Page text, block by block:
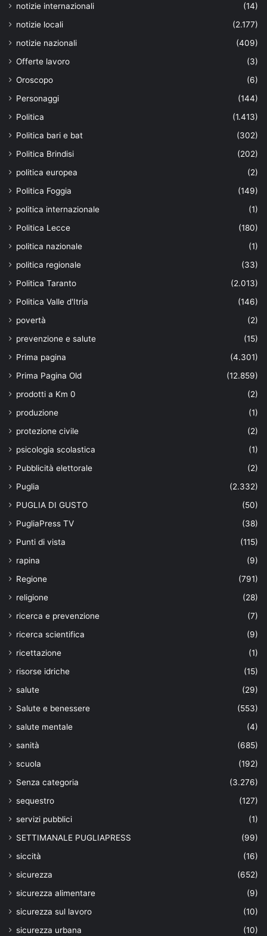
notizie internazionali
(14)
notizie locali
(2.177)
notizie nazionali
(409)
Offerte lavoro
(3)
Oroscopo
(6)
Personaggi
(144)
Politica
(1.413)
Politica bari e bat
(302)
Politica Brindisi
(202)
politica europea
(2)
Politica Foggia
(149)
politica internazionale
(1)
Politica Lecce
(180)
politica nazionale
(1)
politica regionale
(33)
Politica Taranto
(2.013)
Politica Valle d'Itria
(146)
povertà
(2)
prevenzione e salute
(15)
Prima pagina
(4.301)
Prima Pagina Old
(12.859)
prodotti a Km 0
(2)
produzione
(1)
protezione civile
(2)
psicologia scolastica
(1)
Pubblicità elettorale
(2)
Puglia
(2.332)
PUGLIA DI GUSTO
(50)
PugliaPress TV
(38)
Punti di vista
(115)
rapina
(9)
Regione
(791)
religione
(28)
ricerca e prevenzione
(7)
ricerca scientifica
(9)
ricettazione
(1)
risorse idriche
(15)
salute
(29)
Salute e benessere
(553)
salute mentale
(4)
sanità
(685)
scuola
(192)
Senza categoria
(3.276)
sequestro
(127)
servizi pubblici
(1)
SETTIMANALE PUGLIAPRESS
(99)
siccità
(16)
sicurezza
(652)
sicurezza alimentare
(9)
sicurezza sul lavoro
(10)
sicurezza urbana
(10)